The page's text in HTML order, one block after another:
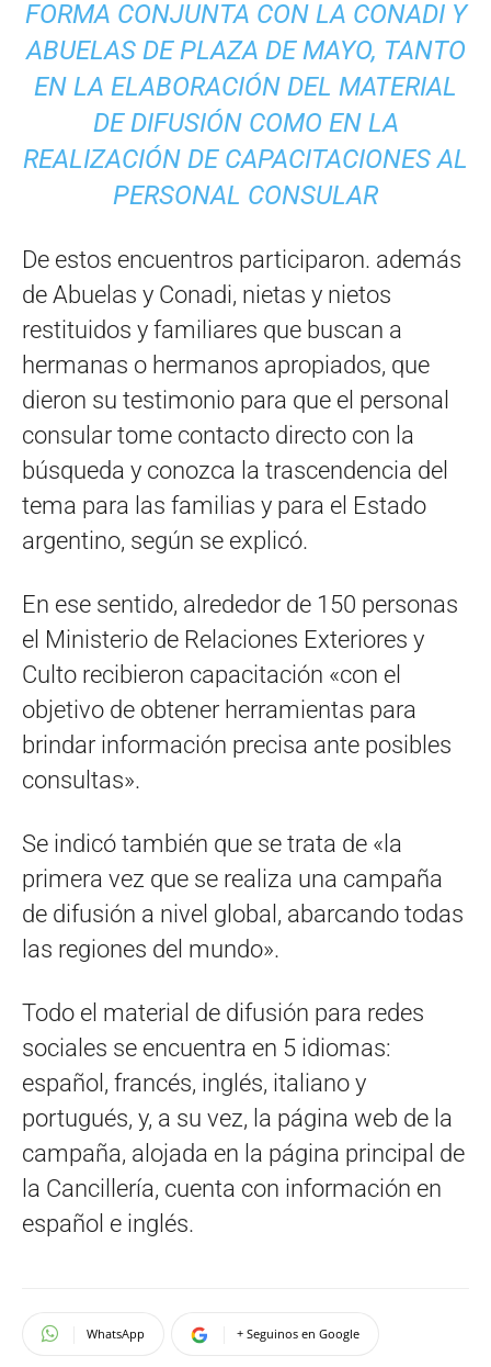
FORMA CONJUNTA CON LA CONADI Y
ABUELAS DE PLAZA DE MAYO, TANTO
EN LA ELABORACIÓN DEL MATERIAL
DE DIFUSIÓN COMO EN LA
REALIZACIÓN DE CAPACITACIONES AL
PERSONAL CONSULAR
De estos encuentros participaron. además
de Abuelas y Conadi, nietas y nietos
restituidos y familiares que buscan a
hermanas o hermanos apropiados, que
dieron su testimonio para que el personal
consular tome contacto directo con la
búsqueda y conozca la trascendencia del
tema para las familias y para el Estado
argentino, según se explicó.
En ese sentido, alrededor de 150 personas
el Ministerio de Relaciones Exteriores y
Culto recibieron capacitación «con el
objetivo de obtener herramientas para
brindar información precisa ante posibles
consultas».
Se indicó también que se trata de «la
primera vez que se realiza una campaña
de difusión a nivel global, abarcando todas
las regiones del mundo».
Todo el material de difusión para redes
sociales se encuentra en 5 idiomas:
español, francés, inglés, italiano y
portugués, y, a su vez, la página web de la
campaña, alojada en la página principal de
la Cancillería, cuenta con información en
español e inglés.
WhatsApp + Seguinos en Google